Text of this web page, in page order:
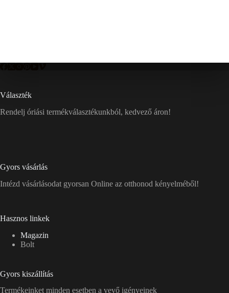
Választék
Rendelj óriási termékválasztékunkból, kedvező áron!
Gyors vásárlás
Intézd vásárlásodat gyorsan Online az otthonod kényelméből!
Hasznos linkek
Magazin
Bolt
Gyors kiszállítás
Termékeinket minden esetben a vevő igényeinek